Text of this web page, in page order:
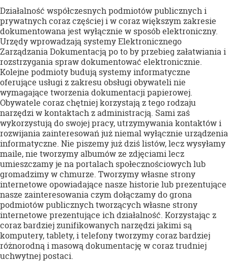
Działalność współczesnych podmiotów publicznych i
prywatnych coraz częściej i w coraz większym zakresie
dokumentowana jest wyłącznie w sposób elektroniczny.
Urzędy wprowadzają systemy Elektronicznego
Zarządzania Dokumentacją po to by przebieg załatwiania i
rozstrzygania spraw dokumentować elektronicznie.
Kolejne podmioty budują systemy informatyczne
oferujące usługi z zakresu obsługi obywateli nie
wymagające tworzenia dokumentacji papierowej.
Obywatele coraz chętniej korzystają z tego rodzaju
narzędzi w kontaktach z administracją. Sami zaś
wykorzystują do swojej pracy, utrzymywania kontaktów i
rozwijania zainteresowań już niemal wyłącznie urządzenia
informatyczne. Nie piszemy już dziś listów, lecz wysyłamy
maile, nie tworzymy albumów ze zdjęciami lecz
umieszczamy je na portalach społecznościowych lub
gromadzimy w chmurze. Tworzymy własne strony
internetowe opowiadające nasze historie lub prezentujące
nasze zainteresowania czym dołączamy do grona
podmiotów publicznych tworzących własne strony
internetowe prezentujące ich działalność. Korzystając z
coraz bardziej zunifikowanych narzędzi jakimi są
komputery, tablety, i telefony tworzymy coraz bardziej
różnorodną i masową dokumentację w coraz trudniej
uchwytnej postaci.